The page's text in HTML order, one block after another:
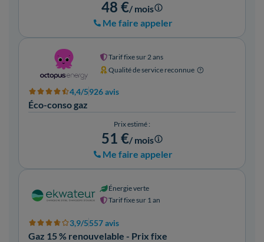
48 €/ mois
Me faire appeler
Tarif fixe sur 2 ans
Qualité de service reconnue
4,4/5 926 avis
Éco-conso gaz
Prix estimé :
51 €/ mois
Me faire appeler
Énergie verte
Tarif fixe sur 1 an
3,9/5 557 avis
Gaz 15 % renouvelable - Prix fixe